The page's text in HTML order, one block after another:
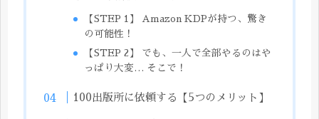
【STEP 1】 Amazon KDPが持つ、驚き
の可能性！
【STEP 2】 でも、一人で全部やるのはや
っぱり大変… そこで！
100出版所に依頼する【5つのメリット】